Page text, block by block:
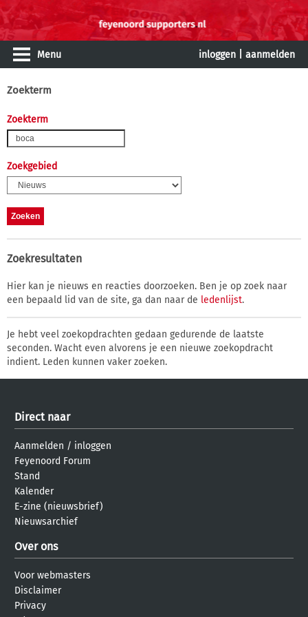
Menu inloggen aanmelden
Zoekterm
Zoekterm
Zoekgebied
Zoekresultaten
Hier kan je nieuws en reacties doorzoeken. Ben je op zoek naar
een bepaald lid van de site, ga dan naar de ledenlijst.
Je hebt veel zoekopdrachten gedaan gedurende de laatste
seconden. Wacht even alvorens je een nieuwe zoekopdracht
indient. Leden kunnen vaker zoeken.
Direct naar
Aanmelden / inloggen
Feyenoord Forum
Stand
Kalender
E-zine (nieuwsbrief)
Nieuwsarchief
Over ons
Voor webmasters
Disclaimer
Privacy